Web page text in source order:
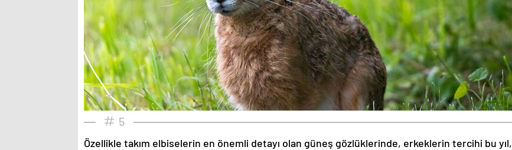
5
Özellikle takım elbiselerin en önemli detayı olan güneş gözlüklerinde, erkeklerin tercihi bu yıl,